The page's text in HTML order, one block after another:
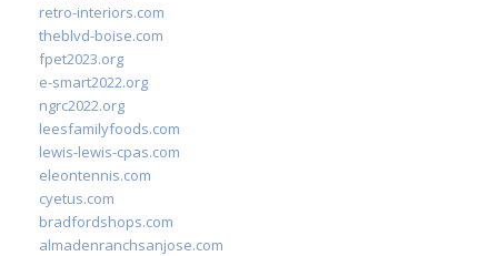
retro-interiors.com
theblvd-boise.com
fpet2023.org
e-smart2022.org
ngrc2022.org
leesfamilyfoods.com
lewis-lewis-cpas.com
eleontennis.com
cyetus.com
bradfordshops.com
almadenranchsanjose.com